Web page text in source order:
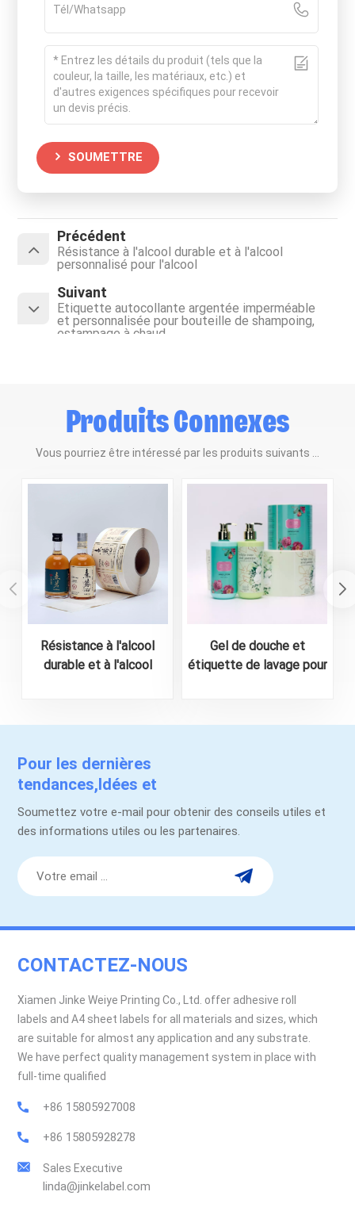
SOUMETTRE
Précédent
Résistance à l'alcool durable et à l'alcool
personnalisé pour l'alcool
Suivant
Étiquette autocollante argentée imperméable
et personnalisée pour bouteille de shampoing,
estampage à chaud
Produits Connexes
Vous pourriez être intéressé par les produits suivants ...
Résistance à l'alcool
durable et à l'alcool
Gel de douche et
étiquette de lavage pour
Pour les dernières
tendances,Idées et
promotions.
Soumettez votre e-mail pour obtenir des conseils utiles et
des informations utiles ou les partenaires.
CONTACTEZ-NOUS
Xiamen Jinke Weiye Printing Co., Ltd. offer adhesive roll
labels and A4 sheet labels for all materials and sizes, which
are suitable for almost any application and any substrate.
We have perfect quality management system in place with
full-time qualified
+86 15805927008
+86 15805928278
Sales Executive
linda@jinkelabel.com